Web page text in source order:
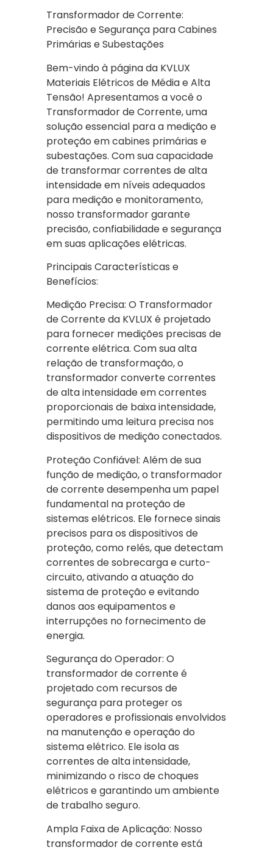
Transformador de Corrente:
Precisão e Segurança para Cabines
Primárias e Subestações
Bem-vindo à página da KVLUX
Materiais Elétricos de Média e Alta
Tensão! Apresentamos a você o
Transformador de Corrente, uma
solução essencial para a medição e
proteção em cabines primárias e
subestações. Com sua capacidade
de transformar correntes de alta
intensidade em níveis adequados
para medição e monitoramento,
nosso transformador garante
precisão, confiabilidade e segurança
em suas aplicações elétricas.
Principais Características e
Benefícios:
Medição Precisa: O Transformador
de Corrente da KVLUX é projetado
para fornecer medições precisas de
corrente elétrica. Com sua alta
relação de transformação, o
transformador converte correntes
de alta intensidade em correntes
proporcionais de baixa intensidade,
permitindo uma leitura precisa nos
dispositivos de medição conectados.
Proteção Confiável: Além de sua
função de medição, o transformador
de corrente desempenha um papel
fundamental na proteção de
sistemas elétricos. Ele fornece sinais
precisos para os dispositivos de
proteção, como relés, que detectam
correntes de sobrecarga e curto-
circuito, ativando a atuação do
sistema de proteção e evitando
danos aos equipamentos e
interrupções no fornecimento de
energia.
Segurança do Operador: O
transformador de corrente é
projetado com recursos de
segurança para proteger os
operadores e profissionais envolvidos
na manutenção e operação do
sistema elétrico. Ele isola as
correntes de alta intensidade,
minimizando o risco de choques
elétricos e garantindo um ambiente
de trabalho seguro.
Ampla Faixa de Aplicação: Nosso
transformador de corrente está